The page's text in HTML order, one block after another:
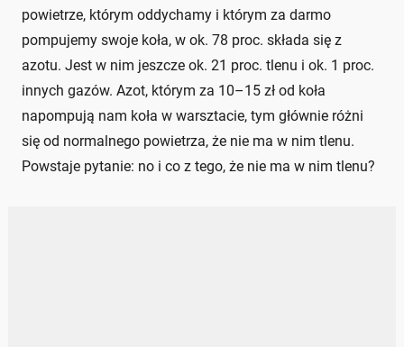
powietrze, którym oddychamy i którym za darmo
pompujemy swoje koła, w ok. 78 proc. składa się z
azotu. Jest w nim jeszcze ok. 21 proc. tlenu i ok. 1 proc.
innych gazów. Azot, którym za 10–15 zł od koła
napompują nam koła w warsztacie, tym głównie różni
się od normalnego powietrza, że nie ma w nim tlenu.
Powstaje pytanie: no i co z tego, że nie ma w nim tlenu?